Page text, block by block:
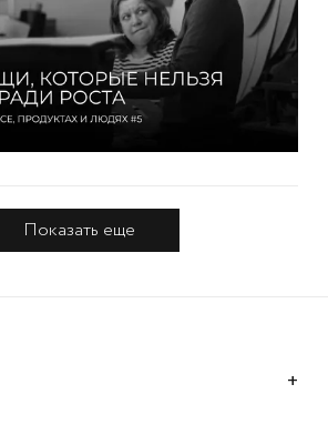
Показать еще
+